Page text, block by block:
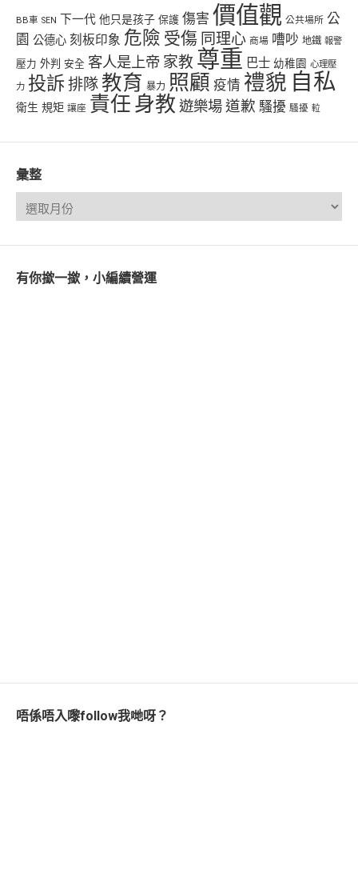
BB車 SEN 下一代 他只是孩子 保護 傷害 價值觀 公共場所 公
園 公德心 刻板印象 危險 受傷 同理心 商場 嘈吵 地鐵 報警
壓力 外判 安全 客人是上帝 家教 尊重 巴士 幼稚園 心理壓
力 投訴排隊 教育 暴力 照顧 疫情 禮貌 自私
衛生 規矩 讓座 責任 身教 遊樂場道歉 騷擾 騷擾 𨋢
彙整
有你撳一撳，小編續營運
唔係唔入嚟follow我哋呀？